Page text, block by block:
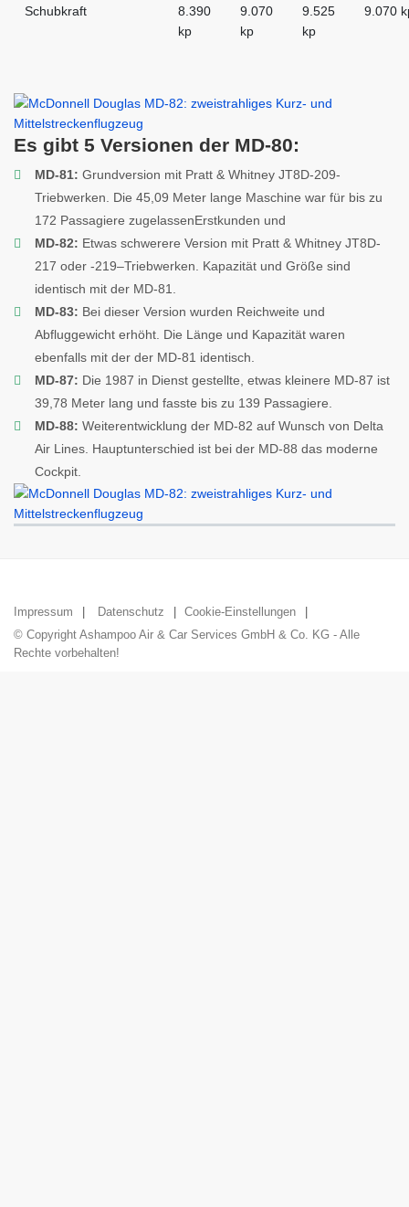
Schubkraft
8.390
kp
9.070
kp
9.525
kp
9.070
Es gibt 5 Versionen der MD-80:
MD-81: Grundversion mit Pratt & Whitney JT8D-209-
Triebwerken. Die 45,09 Meter lange Maschine war für bis zu
172 Passagiere zugelassenErstkunden und
MD-82: Etwas schwerere Version mit Pratt & Whitney JT8D-
217 oder -219–Triebwerken. Kapazität und Größe sind
identisch mit der MD-81.
MD-83: Bei dieser Version wurden Reichweite und
Abfluggewicht erhöht. Die Länge und Kapazität waren
ebenfalls mit der der MD-81 identisch.
MD-87: Die 1987 in Dienst gestellte, etwas kleinere MD-87 ist
39,78 Meter lang und fasste bis zu 139 Passagiere.
MD-88: Weiterentwicklung der MD-82 auf Wunsch von Delta
Air Lines. Hauptunterschied ist bei der MD-88 das moderne
Cockpit.
Impressum Datenschutz
Cookie-Einstellungen
© Copyright Ashampoo Air & Car Services GmbH & Co. KG - Alle
Rechte vorbehalten!